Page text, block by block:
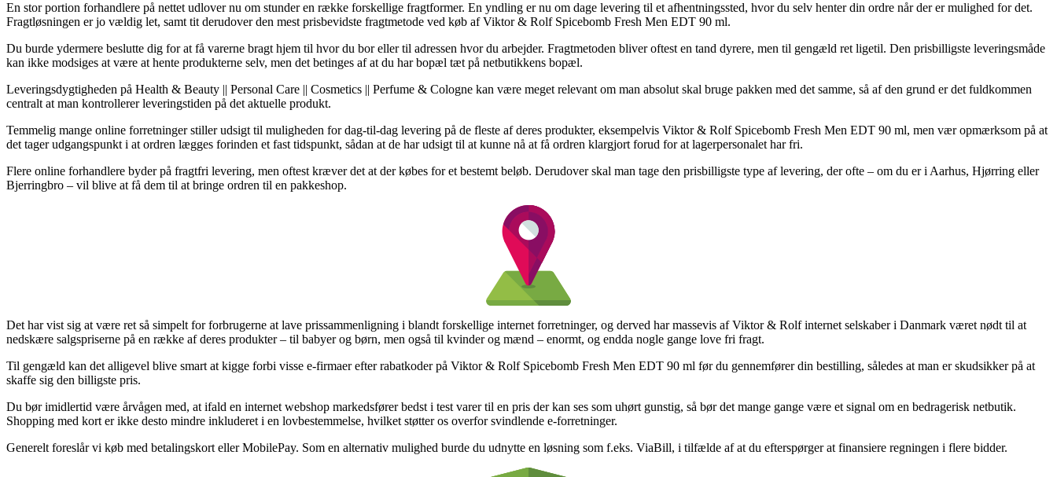
En stor portion forhandlere på nettet udlover nu om stunder en række forskellige fragtformer. En yndling er nu om dage levering til et afhentningssted, hvor du selv henter din ordre når der er mulighed for det.
Fragtløsningen er jo vældig let, samt tit derudover den mest prisbevidste fragtmetode ved køb af Viktor & Rolf Spicebomb Fresh Men EDT 90 ml.
Du burde ydermere beslutte dig for at få varerne bragt hjem til hvor du bor eller til adressen hvor du arbejder. Fragtmetoden bliver oftest en tand dyrere, men til gengæld ret ligetil. Den prisbilligste leveringsmåde
kan ikke modsiges at være at hente produkterne selv, men det betinges af at du har bopæl tæt på netbutikkens bopæl.
Leveringsdygtigheden på Health & Beauty || Personal Care || Cosmetics || Perfume & Cologne kan være meget relevant om man absolut skal bruge pakken med det samme, så af den grund er det fuldkommen
centralt at man kontrollerer leveringstiden på det aktuelle produkt.
Temmelig mange online forretninger stiller udsigt til muligheden for dag-til-dag levering på de fleste af deres produkter, eksempelvis Viktor & Rolf Spicebomb Fresh Men EDT 90 ml, men vær opmærksom på at
det tager udgangspunkt i at ordren lægges forinden et fast tidspunkt, sådan at de har udsigt til at kunne nå at få ordren klargjort forud for at lagerpersonalet har fri.
Flere online forhandlere byder på fragtfri levering, men oftest kræver det at der købes for et bestemt beløb. Derudover skal man tage den prisbilligste type af levering, der ofte – om du er i Aarhus, Hjørring eller
Bjerringbro – vil blive at få dem til at bringe ordren til en pakkeshop.
Det har vist sig at være ret så simpelt for forbrugerne at lave prissammenligning i blandt forskellige internet forretninger, og derved har massevis af Viktor & Rolf internet selskaber i Danmark været nødt til at
nedskære salgspriserne på en række af deres produkter – til babyer og børn, men også til kvinder og mænd – enormt, og endda nogle gange love fri fragt.
Til gengæld kan det alligevel blive smart at kigge forbi visse e-firmaer efter rabatkoder på Viktor & Rolf Spicebomb Fresh Men EDT 90 ml før du gennemfører din bestilling, således at man er skudsikker på at
skaffe sig den billigste pris.
Du bør imidlertid være årvågen med, at ifald en internet webshop markedsfører bedst i test varer til en pris der kan ses som uhørt gunstig, så bør det mange gange være et signal om en bedragerisk netbutik.
Shopping med kort er ikke desto mindre inkluderet i en lovbestemmelse, hvilket støtter os overfor svindlende e-forretninger.
Generelt foreslår vi køb med betalingskort eller MobilePay. Som en alternativ mulighed burde du udnytte en løsning som f.eks. ViaBill, i tilfælde af at du efterspørger at finansiere regningen i flere bidder.